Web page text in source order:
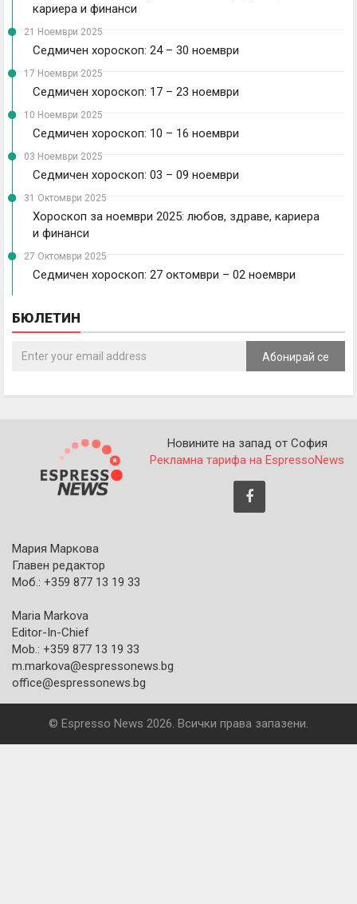
кариера и финанси
21 Ноември 2025
Седмичен хороскоп: 24 – 30 ноември
17 Ноември 2025
Седмичен хороскоп: 17 – 23 ноември
10 Ноември 2025
Седмичен хороскоп: 10 – 16 ноември
03 Ноември 2025
Седмичен хороскоп: 03 – 09 ноември
31 Октомври 2025
Хороскоп за ноември 2025: любов, здраве, кариера
и финанси
27 Октомври 2025
Седмичен хороскоп: 27 октомври – 02 ноември
БЮЛЕТИН
Абонирай се
Новините на запад от София
Рекламна тарифа на EspressoNews
Мария Маркова
Главен редактор
Моб.: +359 877 13 19 33
Maria Markova
Editor-In-Chief
Mob.: +359 877 13 19 33
m.markova@espressonews.bg
office@espressonews.bg
© Espresso News 2026. Всички права запазени.